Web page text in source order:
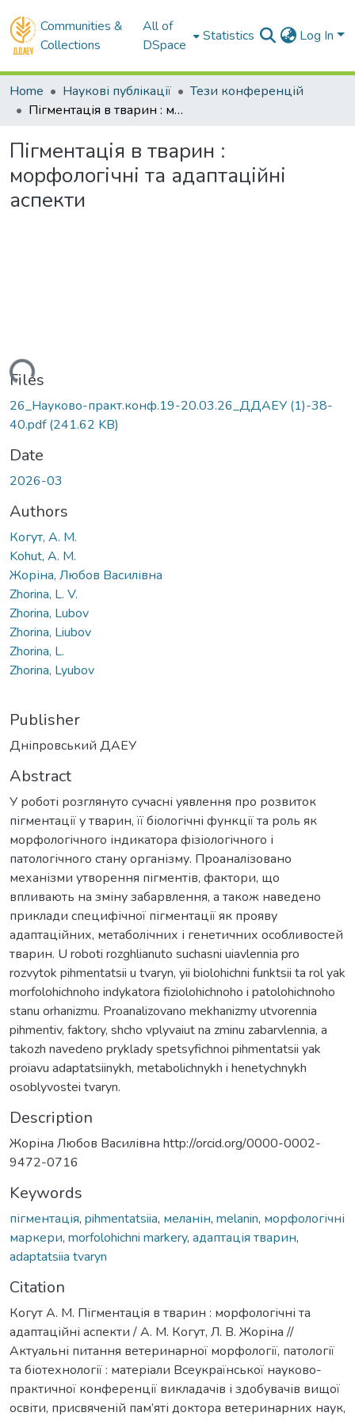
Communities &
Collections
All of
DSpace
Statistics Log In
Home Наукові публікації
Тези конференцій
Пігментація в тварин : морфологічні та адаптаційні аспекти
Пігментація в тварин :
морфологічні та адаптаційні
аспекти
Files
26_Науково-практ.конф.19-20.03.26_ДДАЕУ (1)-38-
40.pdf(241.62 KB)
Date
2026-03
Authors
Когут, А. М.
Kohut, A. M.
Жоріна, Любов Василівна
Zhorina, L. V.
Zhorina, Lubov
Zhorina, Liubov
Zhorina, L.
Zhorina, Lyubov
Publisher
Дніпровський ДАЕУ
Abstract
У роботі розглянуто сучасні уявлення про розвиток
пігментації у тварин, її біологічні функції та роль як
морфологічного індикатора фізіологічного і
патологічного стану організму. Проаналізовано
механізми утворення пігментів, фактори, що
впливають на зміну забарвлення, а також наведено
приклади специфічної пігментації як прояву
адаптаційних, метаболічних і генетичних особливостей
тварин. U roboti rozghlianuto suchasni uiavlennia pro
rozvytok pihmentatsii u tvaryn, yii biolohichni funktsii ta rol yak
morfolohichnoho indykatora fiziolohichnoho i patolohichnoho
stanu orhanizmu. Proanalizovano mekhanizmy utvorennia
pihmentiv, faktory, shcho vplyvaiut na zminu zabarvlennia, a
takozh navedeno pryklady spetsyfichnoi pihmentatsii yak
proiavu adaptatsiinykh, metabolichnykh i henetychnykh
osoblyvostei tvaryn.
Description
Жоріна Любов Василівна http://orcid.org/0000-0002-
9472-0716
Keywords
пігментація, pihmentatsiia, меланін, melanin, морфологічні
маркери, morfolohichni markery, адаптація тварин,
adaptatsiia tvaryn
Citation
Когут А. М. Пігментація в тварин : морфологічні та
адаптаційні аспекти / А. М. Когут, Л. В. Жоріна //
Актуальні питання ветеринарної морфології, патології
та біотехнології : матеріали Всеукраїнської науково-
практичної конференції викладачів і здобувачів вищої
освіти, присвяченій пам’яті доктора ветеринарних наук,